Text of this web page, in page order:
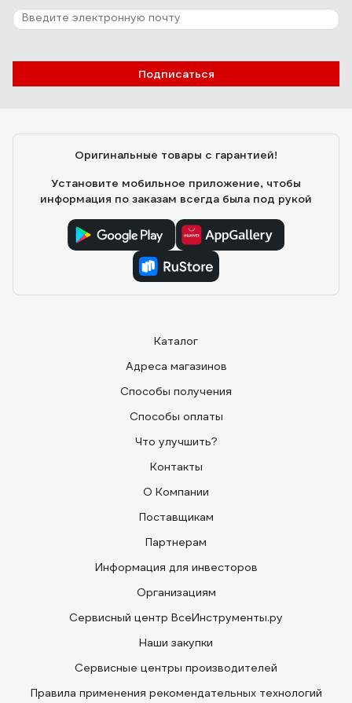
12 отзывов
DUOTEC 10 S (25 шт.) PH 539025
вкручивания самореза, иначе дюбель может
Подписаться
Оригинальные товары с гарантией!
Установите мобильное приложение, чтобы
информация по заказам всегда была под рукой
Каталог
Адреса магазинов
Способы получения
Способы оплаты
Что улучшить?
Контакты
О Компании
Поставщикам
Партнерам
Информация для инвесторов
Организациям
Сервисный центр ВсеИнструменты.ру
Наши закупки
Сервисные центры производителей
Правила применения рекомендательных технологий